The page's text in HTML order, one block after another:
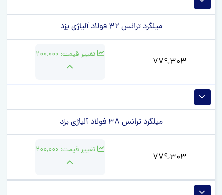
میلگرد ترانس 32 فولاد آلیاژی یزد
779,303
تغییر قیمت: 200,000
میلگرد ترانس 38 فولاد آلیاژی یزد
779,303
تغییر قیمت: 200,000